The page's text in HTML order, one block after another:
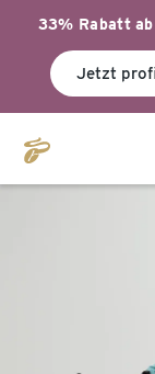
33% Rabatt
Jetzt